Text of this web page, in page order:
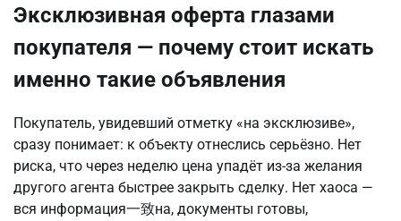
Эксклюзивная оферта глазами
покупателя — почему стоит искать
именно такие объявления
Покупатель, увидевший отметку «на эксклюзиве»,
сразу понимает: к объекту отнеслись серьёзно. Нет
риска, что через неделю цена упадёт из-за желания
другого агента быстрее закрыть сделку. Нет хаоса —
вся информация一致на, документы готовы,